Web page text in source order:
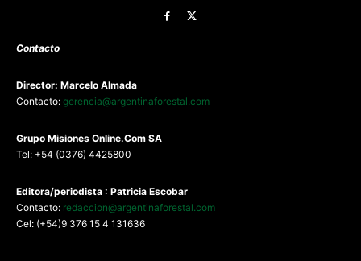
Contacto
Director: Marcelo Almada
Contacto: gerencia@argentinaforestal.com
Grupo Misiones Online.Com SA
Tel: +54 (0376) 4425800
Editora/periodista : Patricia Escobar
Contacto: redaccion@argentinaforestal.com
Cel: (+54)9 376 15 4 131636